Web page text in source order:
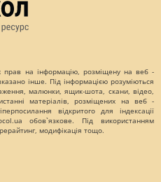
прав на інформацію, розміщену на веб -
інше. Під інформацією розуміються
малюнки, ящик-шота, скани, відео,
матеріалів, розміщених на веб -
відкритого для індексації
обов`язкове. Під використанням
модифікація тощо.